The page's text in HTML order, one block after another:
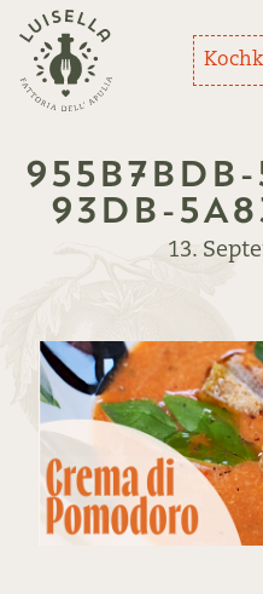
Zurück zur Startseite
93DB-
13.